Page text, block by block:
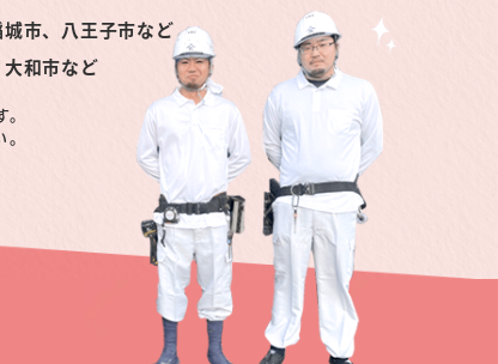
市、八王子市など
和市など